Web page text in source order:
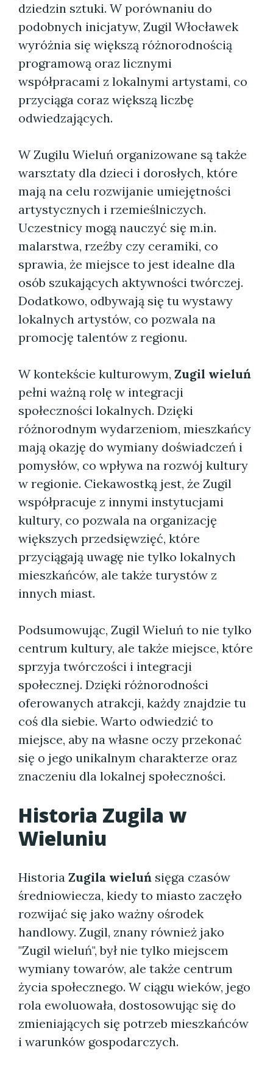
dziedzin sztuki. W porównaniu do
podobnych inicjatyw, Zugil Włocławek
wyróżnia się większą różnorodnością
programową oraz licznymi
współpracami z lokalnymi artystami, co
przyciąga coraz większą liczbę
odwiedzających.
W Zugilu Wieluń organizowane są także
warsztaty dla dzieci i dorosłych, które
mają na celu rozwijanie umiejętności
artystycznych i rzemieślniczych.
Uczestnicy mogą nauczyć się m.in.
malarstwa, rzeźby czy ceramiki, co
sprawia, że miejsce to jest idealne dla
osób szukających aktywności twórczej.
Dodatkowo, odbywają się tu wystawy
lokalnych artystów, co pozwala na
promocję talentów z regionu.
W kontekście kulturowym, Zugil wieluń
pełni ważną rolę w integracji
społeczności lokalnych. Dzięki
różnorodnym wydarzeniom, mieszkańcy
mają okazję do wymiany doświadczeń i
pomysłów, co wpływa na rozwój kultury
w regionie. Ciekawostką jest, że Zugil
współpracuje z innymi instytucjami
kultury, co pozwala na organizację
większych przedsięwzięć, które
przyciągają uwagę nie tylko lokalnych
mieszkańców, ale także turystów z
innych miast.
Podsumowując, Zugil Wieluń to nie tylko
centrum kultury, ale także miejsce, które
sprzyja twórczości i integracji
społecznej. Dzięki różnorodności
oferowanych atrakcji, każdy znajdzie tu
coś dla siebie. Warto odwiedzić to
miejsce, aby na własne oczy przekonać
się o jego unikalnym charakterze oraz
znaczeniu dla lokalnej społeczności.
Historia Zugila w
Wieluniu
Historia Zugila wieluń sięga czasów
średniowiecza, kiedy to miasto zaczęło
rozwijać się jako ważny ośrodek
handlowy. Zugil, znany również jako
"Zugil wieluń", był nie tylko miejscem
wymiany towarów, ale także centrum
życia społecznego. W ciągu wieków, jego
rola ewoluowała, dostosowując się do
zmieniających się potrzeb mieszkańców
i warunków gospodarczych.